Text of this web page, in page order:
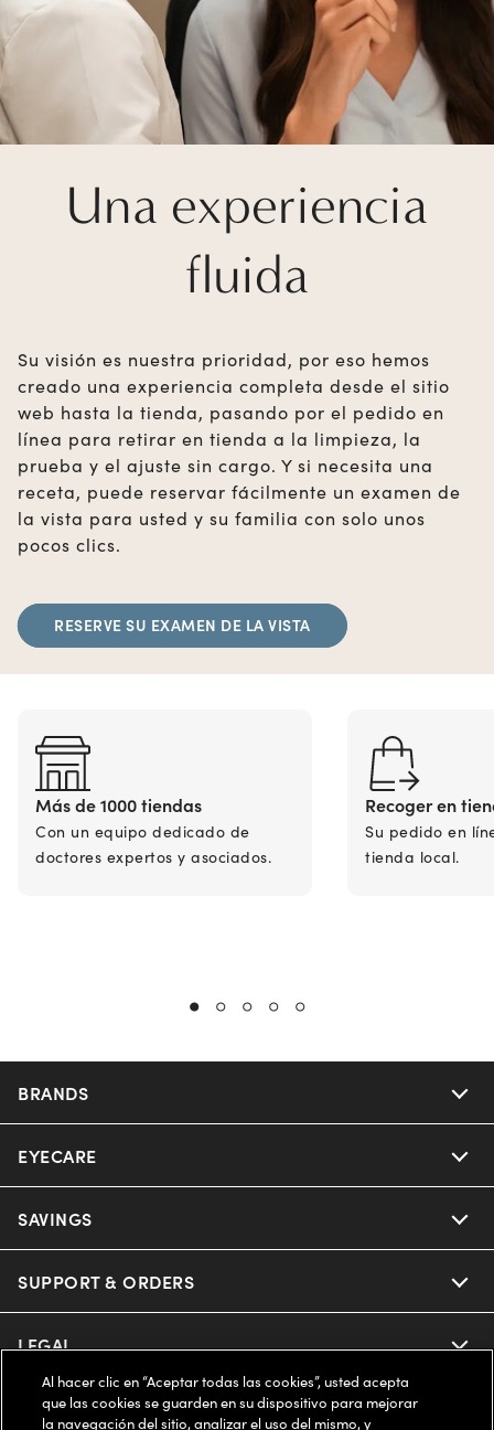
Una experiencia
fluida
Su visión es nuestra prioridad, por eso hemos
creado una experiencia completa desde el sitio
web hasta la tienda, pasando por el pedido en
línea para retirar en tienda a la limpieza, la
prueba y el ajuste sin cargo. Y si necesita una
receta, puede reservar fácilmente un examen de
la vista para usted y su familia con solo unos
pocos clics.
RESERVE SU EXAMEN DE LA VISTA
Más de 1000 tiendas
Con un equipo dedicado de
doctores expertos y asociados.
Recoger en
Su pedido en
tienda local.
BRANDS
Nuance Audio
Ray-Ban
Oakley
Oakley Meta
EYECARE
Our Eyeglasses
Our Sunglasses
Our Contact Lenses
Ray-Ban | Meta
SAVINGS
Offers & Discount
Insurance
FSA & HSA
SUPPORT & ORDERS
Help Center
Online Order Status
LEGAL
Privacy Policy
COMPANY INFO
Al hacer clic en “Aceptar todas las cookies”, usted acepta
que las cookies se guarden en su dispositivo para mejorar
la navegación del sitio, analizar el uso del mismo, y